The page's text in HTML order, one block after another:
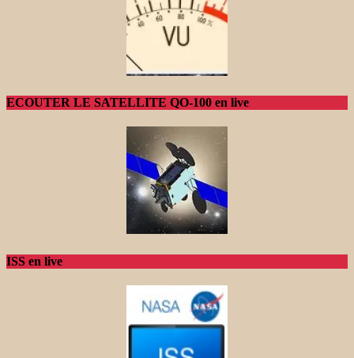
ECOUTER LE SATELLITE QO-100 en live
ISS en live